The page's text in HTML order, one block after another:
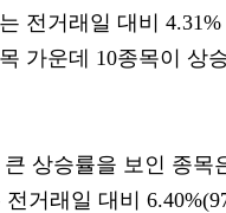
전거래일 대비
가운데 10종목이 상
상승률을 보인 종목
거래일 대비